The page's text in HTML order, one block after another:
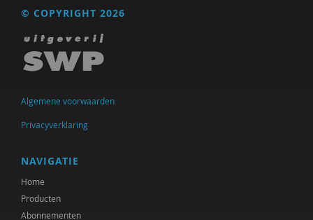
© COPYRIGHT 2026
Algemene voorwaarden
Privacyverklaring
NAVIGATIE
Home
Producten
Abonnementen